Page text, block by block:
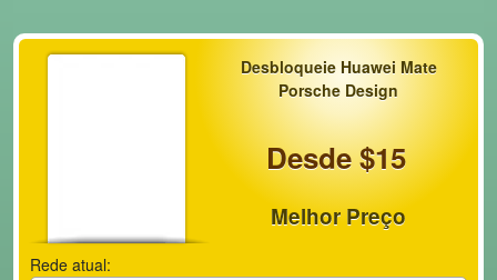
Desbloqueie Huawei Mate
Porsche Design
Desde $15
Melhor Preço
Rede atual: